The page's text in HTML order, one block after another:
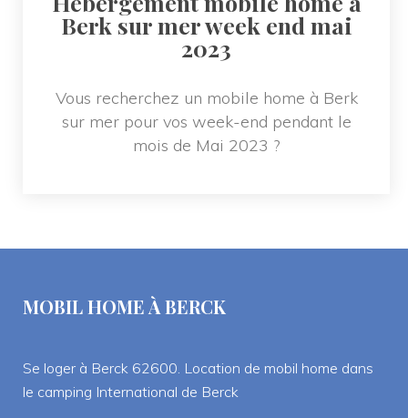
Berk sur mer week end mai
2023
Vous recherchez un mobile home à Berk
ur mer pour vos week-end pendant le
mois de Mai 2023 ?
MOBIL HOME À BERCK
Se loger à Berck 62600. Location de mobil home dans
le camping International de Berck